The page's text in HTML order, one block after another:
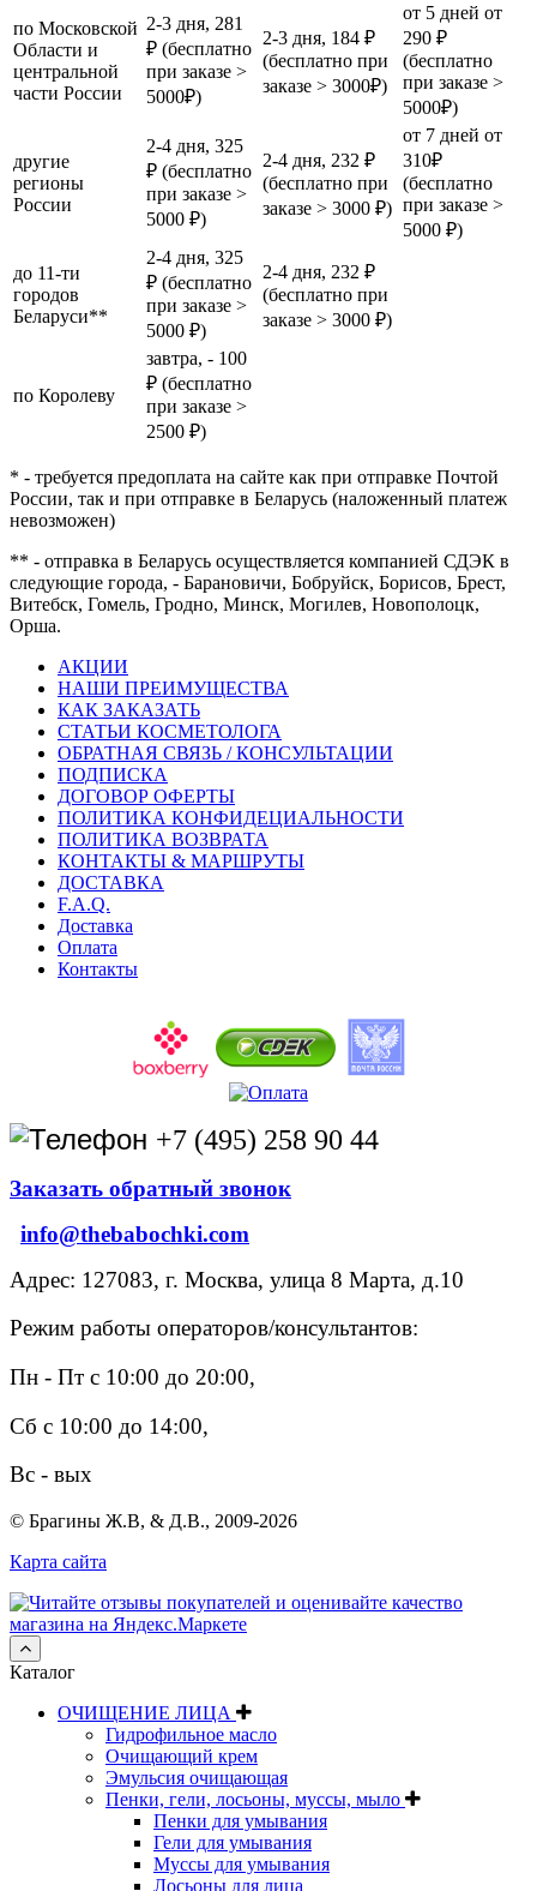
по Московской
Области и
центральной
части России
2-3 дня, 281
₽ (бесплатно
при заказе >
5000₽)
2-3 дня, 184 ₽
(бесплатно при
заказе > 3000₽)
от 5 дней от
290 ₽
(бесплатно
при заказе >
5000₽)
другие
регионы
России
2-4 дня, 325
₽ (бесплатно
при заказе >
5000 ₽)
2-4 дня, 232 ₽
(бесплатно при
заказе > 3000 ₽)
от 7 дней от
310₽
(бесплатно
при заказе >
5000 ₽)
до 11-ти
городов
Беларуси**
2-4 дня, 325
₽ (бесплатно
при заказе >
5000 ₽)
2-4 дня, 232 ₽
(бесплатно при
заказе > 3000 ₽)
по Королеву
завтра, - 100
₽ (бесплатно
при заказе >
2500 ₽)
* - требуется предоплата на сайте как при отправке Почтой
России, так и при отправке в Беларусь (наложенный платеж
невозможен)
** - отправка в Беларусь осуществляется компанией СДЭК в
следующие города, - Барановичи, Бобруйск, Борисов, Брест,
Витебск, Гомель, Гродно, Минск, Могилев, Новополоцк,
Орша.
АКЦИИ
НАШИ ПРЕИМУЩЕСТВА
КАК ЗАКАЗАТЬ
СТАТЬИ КОСМЕТОЛОГА
ОБРАТНАЯ СВЯЗЬ / КОНСУЛЬТАЦИИ
ПОДПИСКА
ДОГОВОР ОФЕРТЫ
ПОЛИТИКА КОНФИДЕЦИАЛЬНОСТИ
ПОЛИТИКА ВОЗВРАТА
КОНТАКТЫ & МАРШРУТЫ
ДОСТАВКА
F.A.Q.
Доставка
Оплата
Контакты
+7 (495) 258 90 44
Заказать обратный звонок
info@thebabochki.com
Адрес: 127083, г. Москва, улица 8 Марта, д.10
Режим работы операторов/консультантов:
Пн - Пт с 10:00 до 20:00,
Сб с 10:00 до 14:00,
Вс - вых
© Брагины Ж.В, & Д.В., 2009-2026
Карта сайта
Каталог
ОЧИЩЕНИЕ ЛИЦА
Гидрофильное масло
Очищающий крем
Эмульсия очищающая
Пенки, гели, лосьоны, муссы, мыло
Пенки для умывания
Гели для умывания
Муссы для умывания
Лосьоны для лица